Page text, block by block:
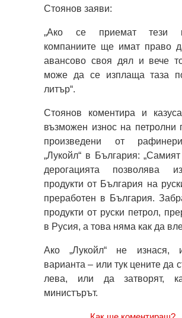
Стоянов заяви:
„Ако се приемат тези
компаниите ще имат право
авансово своя дял и вече
може да се изплаща таза
литър“.
Стоянов коментира и
възможен износ на петролни
произведени от
„Лукойл“ в България: „Самият
дерогацията позволява
продукти от България на
преработен в България.
продукти от руски петрол,
в Русия, а това няма как да
Ако „Лукойл“ не изнася,
варианта – или тук цените да
лева, или да затворят,
министърът.